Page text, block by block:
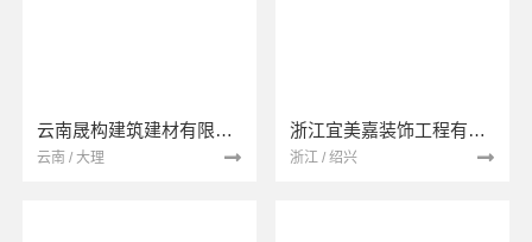
云南晟构建筑建材有限公司
云南 / 大理
浙江宜美嘉装饰工程有限公司
浙江 / 绍兴